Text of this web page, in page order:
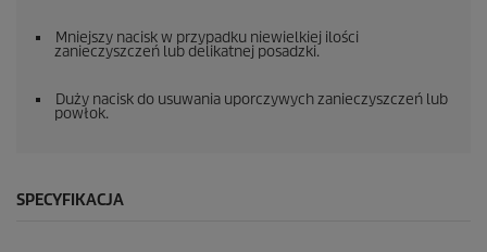
Mniejszy nacisk w przypadku niewielkiej ilości
zanieczyszczeń lub delikatnej posadzki.
Duży nacisk do usuwania uporczywych zanieczyszczeń lub
powłok.
SPECYFIKACJA